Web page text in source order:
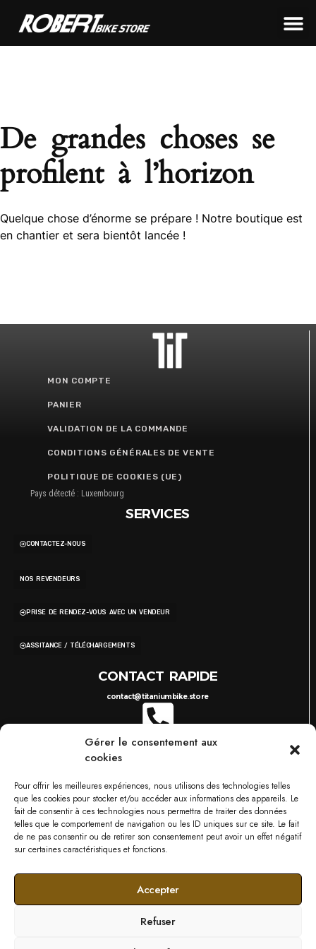
Gérer le consentement aux
cookies
Pour offrir les meilleures expériences, nous utilisons des technologies telles
que les cookies pour stocker et/ou accéder aux informations des appareils. Le
fait de consentir à ces technologies nous permettra de traiter des données
telles que le comportement de navigation ou les ID uniques sur ce site. Le fait
de ne pas consentir ou de retirer son consentement peut avoir un effet négatif
sur certaines caractéristiques et fonctions.
Accepter
Refuser
De grandes choses se
profilent à l’horizon
Quelque chose d’énorme se prépare ! Notre boutique est
en chantier et sera bientôt lancée !
MON COMPTE
PANIER
VALIDATION DE LA COMMANDE
CONDITIONS GÉNÉRALES DE VENTE
POLITIQUE DE COOKIES (UE)
Pays détecté : Luxembourg
SERVICES
CONTACTEZ-NOUS
NOS REVENDEURS
PRISE DE RENDEZ-VOUS AVEC UN VENDEUR
ASSITANCE / TÉLÉCHARGEMENTS
CONTACT RAPIDE
contact@titaniumbike.store
0035 26 61 40 36 17
749 RUE DU BOIS D'ORLY, 57685 AUGNY
NOS MARQUES